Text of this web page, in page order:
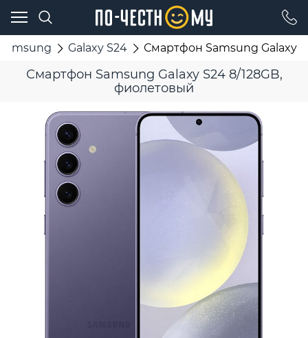
Galaxy S24 Смартфон Samsung Galaxy
Смартфон Samsung Galaxy S24 8/128GB,
фиолетовый